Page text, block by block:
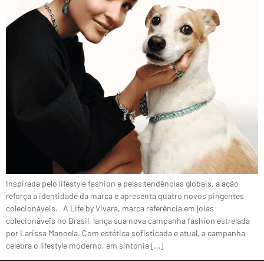
Inspirada pelo lifestyle fashion e pelas tendências globais, a ação
reforça a identidade da marca e apresenta quatro novos pingentes
colecionáveis. A Life by Vivara, marca referência em joias
colecionáveis no Brasil, lança sua nova campanha fashion estrelada
por Larissa Manoela. Com estética sofisticada e atual, a campanha
celebra o lifestyle moderno, em sintonia […]